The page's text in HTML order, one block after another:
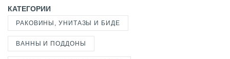
КАТЕГОРИИ
РАКОВИНЫ, УНИТАЗЫ И БИДЕ
ВАННЫ И ПОДДОНЫ